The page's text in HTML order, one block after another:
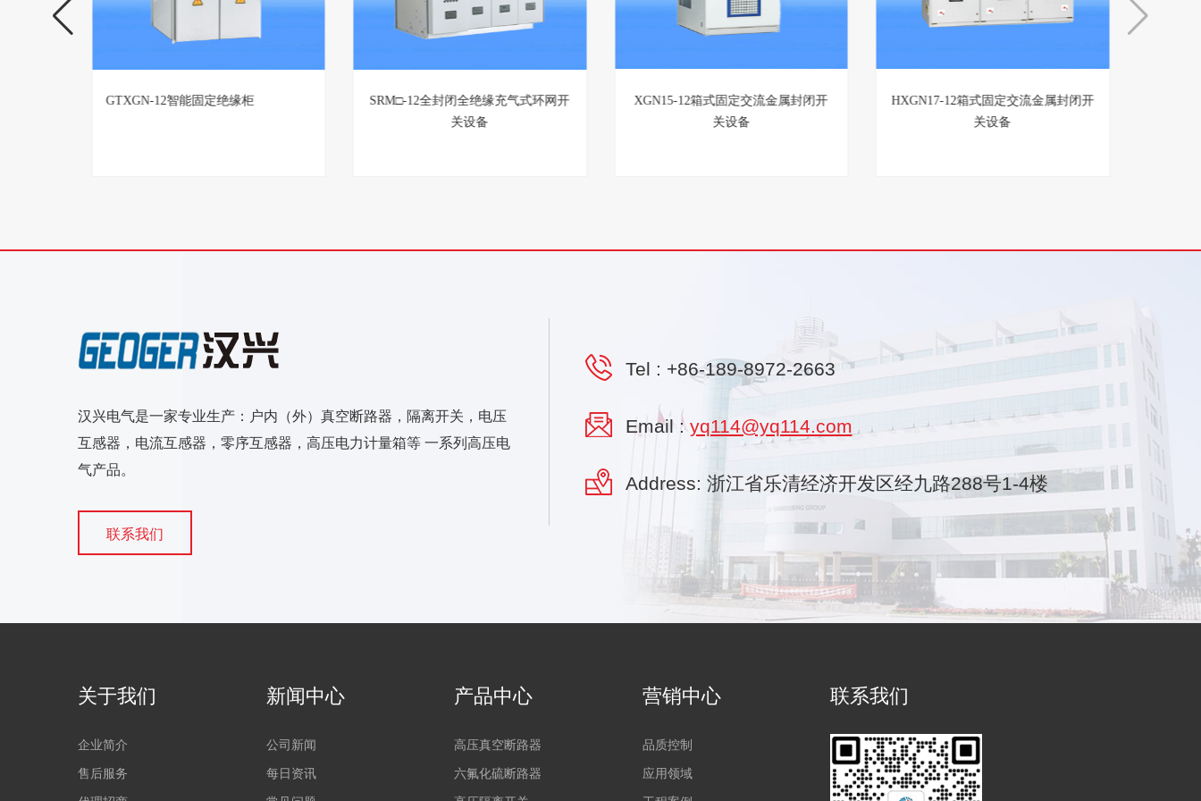
TBBZ高压无功自动补偿装置生产厂
GTXGN-12智能固定绝缘柜
SRM□-12全封闭全绝缘充气式环网开
关设备
XGN15-12箱式固定交流金属封闭开
关设备
汉兴电气是一家专业生产：户内（外）真空断路器，隔离开关，电压
互感器，电流互感器，零序互感器，高压电力计量箱等 一系列高压电
气产品。
联系我们
Tel : +86-189-8972-2663
Email :yq114@yq114.com
Address: 浙江省乐清经济开发区经九路288号1-4楼
关于我们
企业简介
售后服务
新闻中心
公司新闻
每日资讯
产品中心
高压真空断路器
六氟化硫断路器
营销中心
品质控制
应用领域
联系我们